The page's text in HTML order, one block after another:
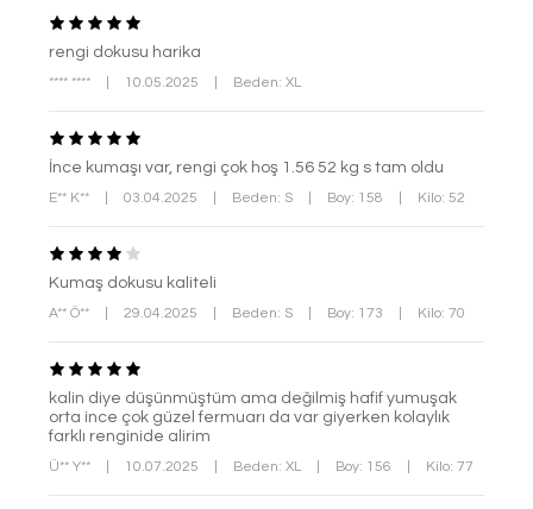
rengi dokusu harika
**** **** 10.05.2025 Beden: XL
İnce kumaşı var, rengi çok hoş 1.56 52 kg s tam oldu
E** K** 03.04.2025 Beden: S Boy: 158 Kilo: 52
Kumaş dokusu kaliteli
A** Ö** 29.04.2025 Beden: S Boy: 173 Kilo: 70
kalin diye düşünmüştüm ama değilmiş hafif yumuşak
orta ince çok güzel fermuarı da var giyerken kolaylık
farklı renginide alirim
Ü** Y** 10.07.2025 Beden: XL Boy: 156 Kilo: 77